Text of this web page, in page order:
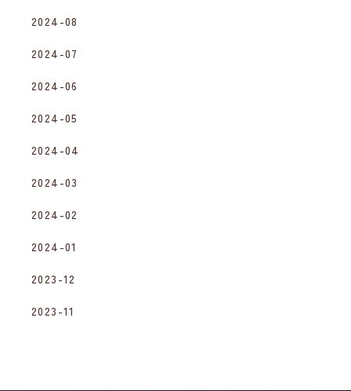
2024-08
2024-07
2024-06
2024-05
2024-04
2024-03
2024-02
2024-01
2023-12
2023-11